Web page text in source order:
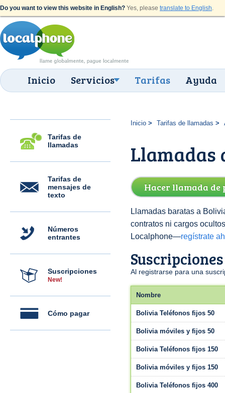
Do you want to view this website in English? Yes, please translate to English.
Inicio Servicios Tarifas Ayuda
Tarifas de
llamadas
Tarifas de
mensajes de
texto
Números
entrantes
Suscripciones
New!
Cómo pagar
Inicio Tarifas de llamadas
Llamadas
Hacer llamada de
Llamadas baratas a
contratos ni cargos
Localphone—regístrate
Suscripciones
Al registrarse para una
Nombre
Bolivia Teléfonos fijos 50
Bolivia móviles y fijos 50
Bolivia Teléfonos fijos 150
Bolivia móviles y fijos 150
Bolivia Teléfonos fijos 400